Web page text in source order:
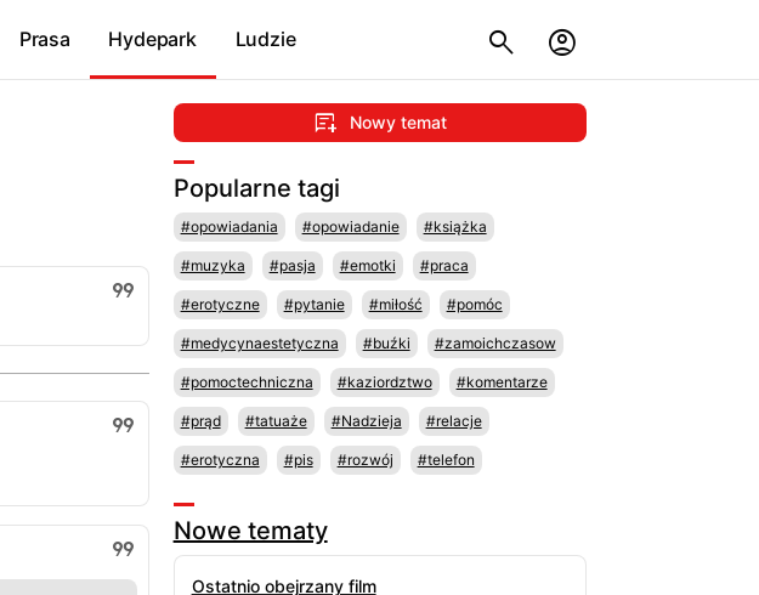
Prasa Hydepark Ludzie
Nowy temat
Popularne tagi
#opowiadania #opowiadanie #książka
#muzyka #pasja #emotki #praca
#erotyczne #pytanie #miłość #pomóc
#medycynaestetyczna #buźki #zamoichczasow
#pomoctechniczna #kaziordztwo #komentarze
#prąd #tatuaże #Nadzieja #relacje
#erotyczna #pis #rozwój #telefon
Nowe tematy
Ostatnio obejrzany film